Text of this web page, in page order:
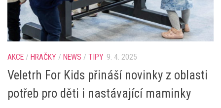
AKCE / HRAČKY / NEWS / TIPY 9. 4. 2025
Veletrh For Kids přináší novinky z oblasti
potřeb pro děti i nastávající maminky